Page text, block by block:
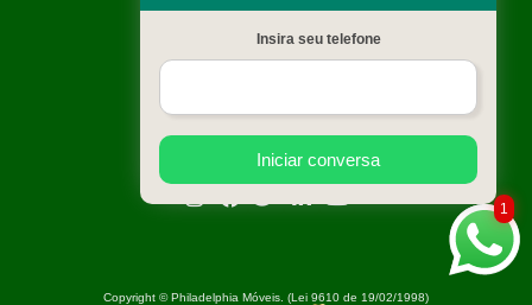
Catálogo
Copyright © Philadelphia Móveis. (Lei 9610 de 19/02/1998)
1
Insira seu telefone
Iniciar conversa